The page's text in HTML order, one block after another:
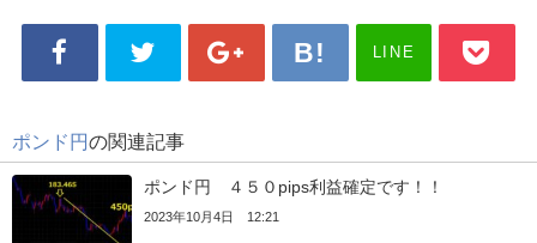
LINE
ポンド円の関連記事
ポンド円 ４５０pips利益確定です！！
2023年10月4日 12:21